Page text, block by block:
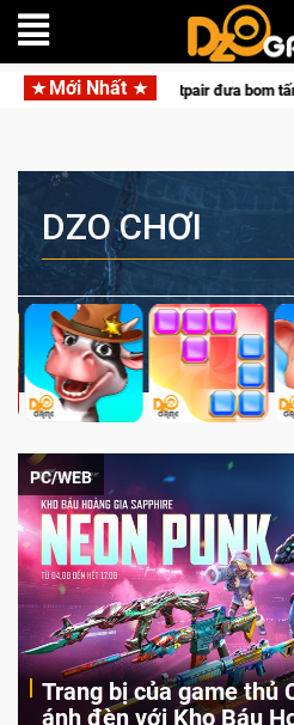
Mới Nhất
thú sinh tồn lên di động với tên gọi
DZO CHƠI
PC/WEB
Trang bị của game thủ
ánh đèn với Kho Báu